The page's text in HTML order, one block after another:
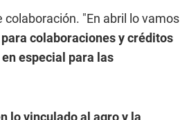
"En abril lo vamos
colaboraciones y créditos
especial para las
lo vinculado al agro y la